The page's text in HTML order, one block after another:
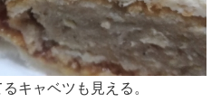
キャベツも見える。